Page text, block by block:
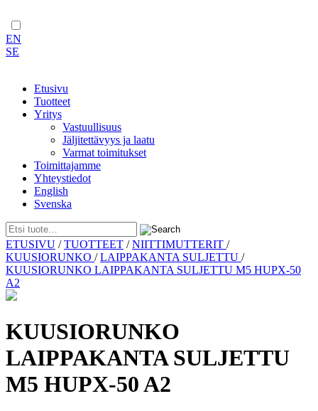
EN
SE
Etusivu
Tuotteet
Yritys
Vastuullisuus
Jäljitettävyys ja laatu
Varmat toimitukset
Toimittajamme
Yhteystiedot
English
Svenska
Skip
to
content
ETUSIVU /TUOTTEET /NIITTIMUTTERIT /
KUUSIORUNKO /LAIPPAKANTA SULJETTU /
KUUSIORUNKO LAIPPAKANTA SULJETTU M5 HUPX-50
A2
KUUSIORUNKO
LAIPPAKANTA SULJETTU
M5 HUPX-50 A2